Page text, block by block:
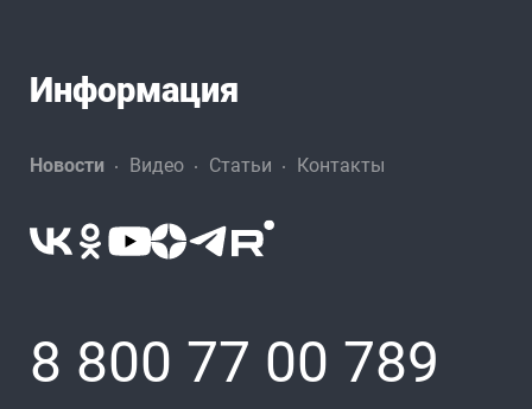
Информация
Новости Видео Статьи Контакты
8 800 77 00 789